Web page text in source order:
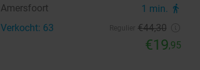
Amersfoort 1 min. directions_walk
Verkocht: 63 €44,30
€19,95